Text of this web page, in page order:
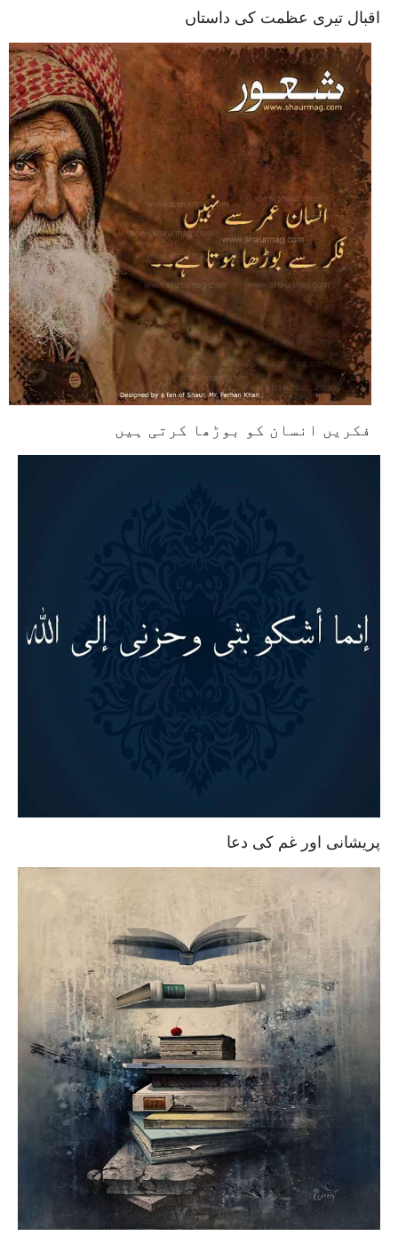
اقبال تیری عظمت کی داستاں
فکریں انسان کو بوڑھا کرتی ہیں
پریشانی اور غم کی دعا